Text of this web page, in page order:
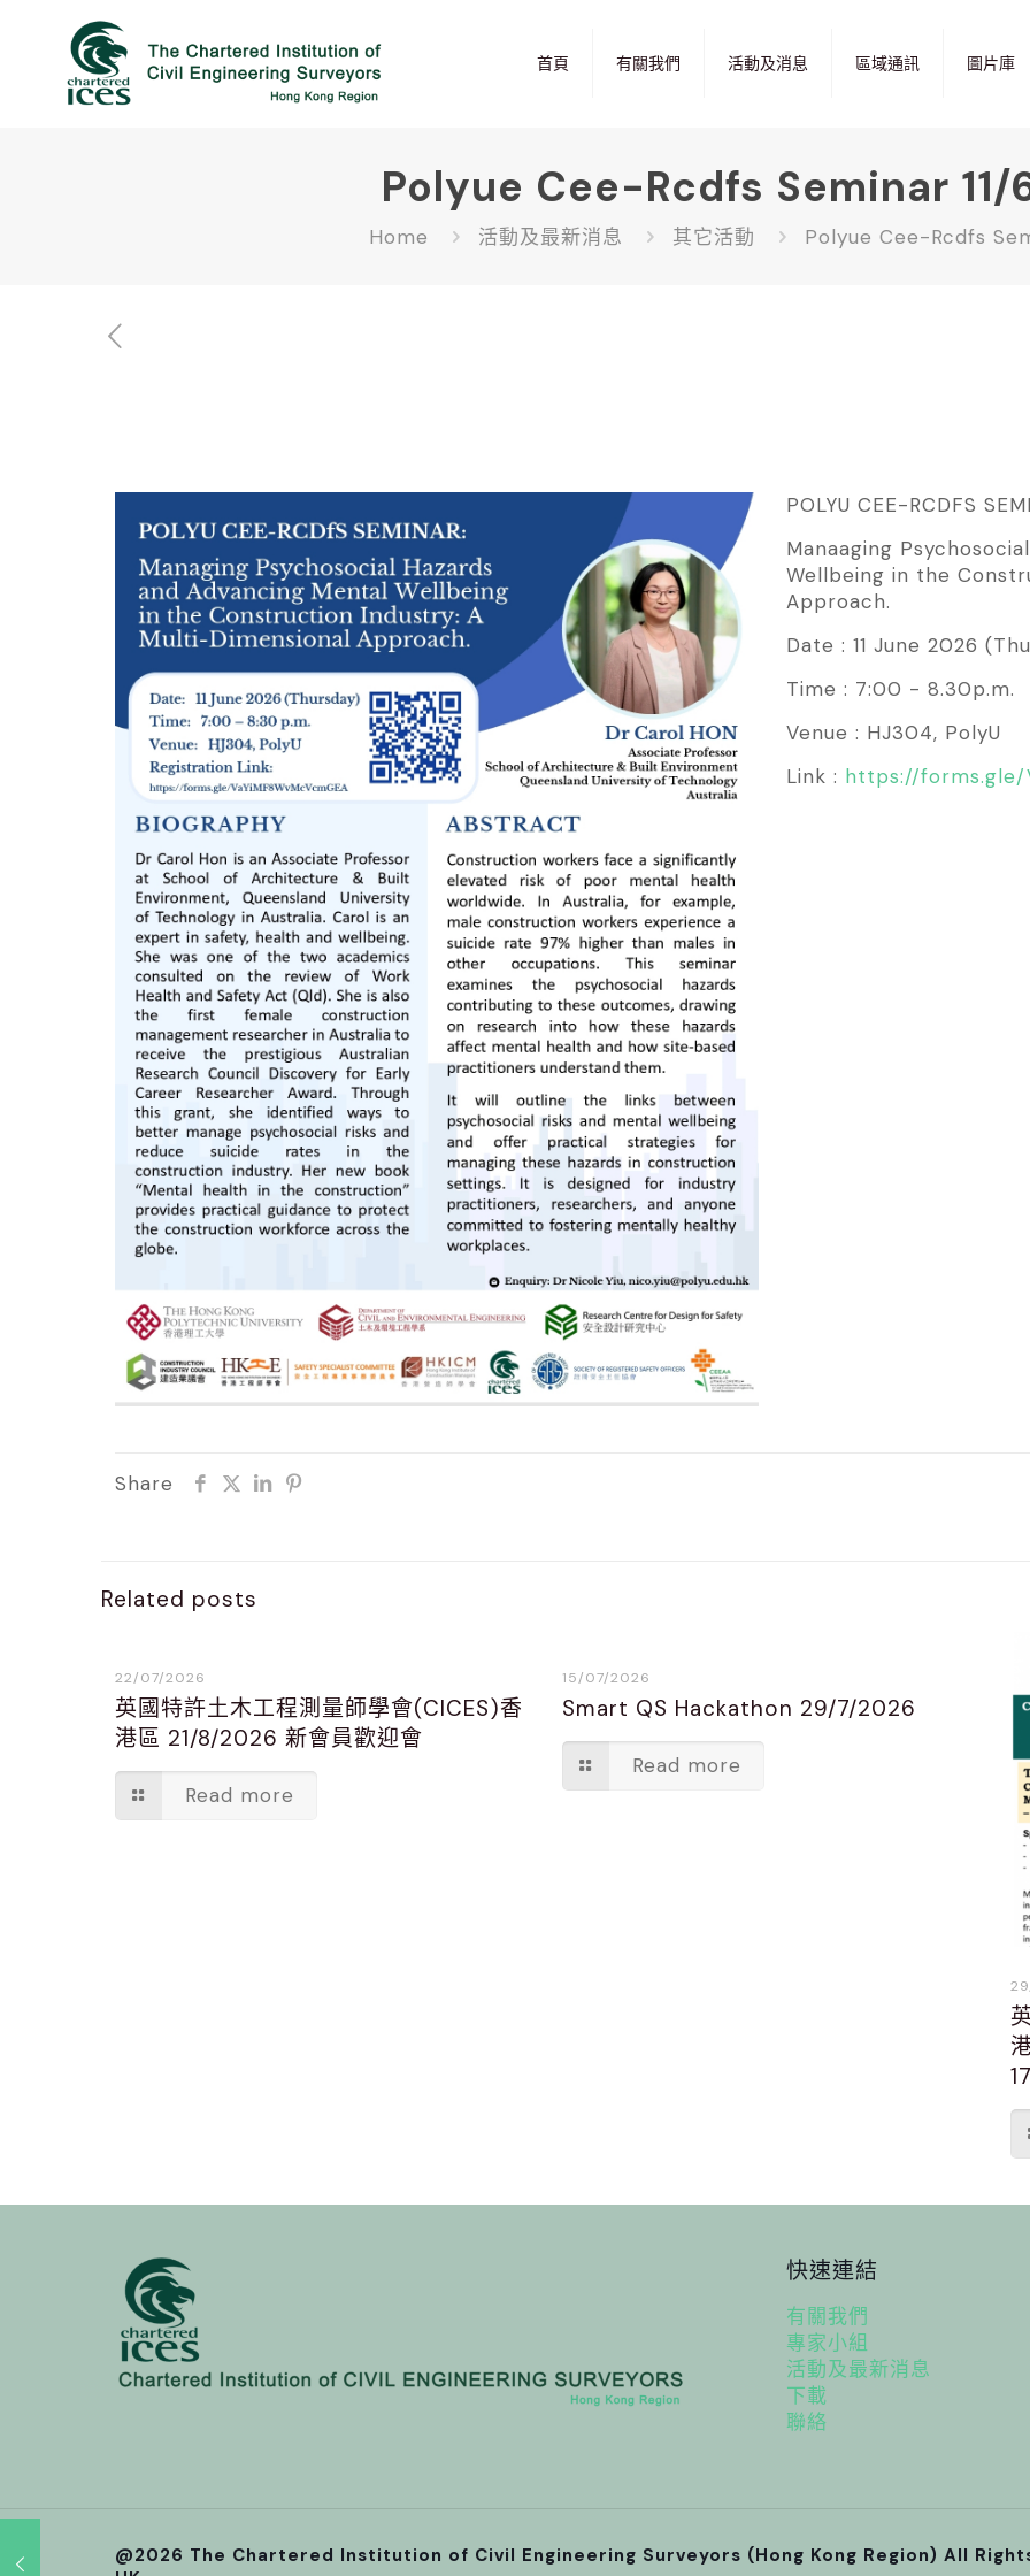
首頁 有關我們 活動及消息 區域通訊 圖片庫
Polyue Cee-Rcdfs Seminar
Home 活動及最新消息 其它活動 Polyue Cee-Rcdfs
POLYU CEE-RCDFS
Manaaging
Wellbeing in the
Approach.
Date : 11 June 2026
Time : 7:00 - 8.30p.m.
Venue : HJ304, PolyU
Link : https://forms.gle/
Share
Related posts
22/07/2026
英國特許土木工程測量師學會(CICES)香
港區 21/8/2026 新會員歡迎會
Read more
15/07/2026
Smart QS Hackathon 29/7/2026
Read more
快速連結
有關我們
專家小組
活動及最新消息
下載
聯絡
@2026 The Chartered Institution of Civil Engineering Surveyors (Hong Kong Region) All